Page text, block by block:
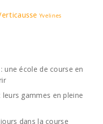
Yvelines
une école de course en
gammes en pleine
dans la course